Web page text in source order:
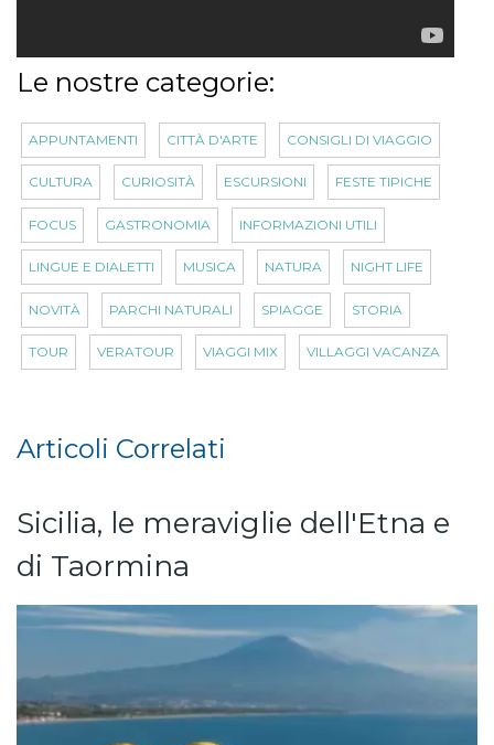
Le nostre categorie:
APPUNTAMENTI CITTÀ D'ARTE CONSIGLI DI VIAGGIO
CULTURA CURIOSITÀ ESCURSIONI FESTE TIPICHE
FOCUS GASTRONOMIA INFORMAZIONI UTILI
LINGUE E DIALETTI MUSICA NATURA NIGHT LIFE
NOVITÀ PARCHI NATURALI SPIAGGE STORIA
TOUR VERATOUR VIAGGI MIX VILLAGGI VACANZA
Articoli Correlati
Sicilia, le meraviglie dell'Etna e
di Taormina